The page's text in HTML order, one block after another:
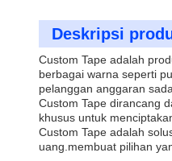
Deskripsi
Custom Tape adalah
berbagai warna seperti
pelanggan anggaran
Custom Tape dirancang
khusus untuk
Custom Tape adalah
uang.membuat pilihan